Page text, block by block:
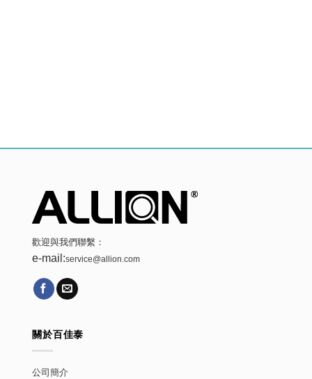
歡迎與我們聯繫：
e-mail:service@allion.com
關於百佳泰
公司簡介